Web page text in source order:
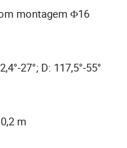
montagem Φ16
27°; D: 117,5°-55°
m